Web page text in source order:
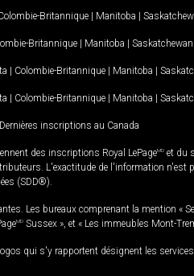
Britannique | Manitoba |
Britannique | Manitoba | Saskatchewan
| Colombie-Britannique | Manitoba |
| Colombie-Britannique | Manitoba |
Dernières inscriptions au Canada
des inscriptions Royal LePageMD et du
L'exactitude de l'information n'est
(SDD®).
Les bureaux comprenant la mention «
MD Sussex », et « Les immeubles Mont-
qui s'y rapportent désignent les